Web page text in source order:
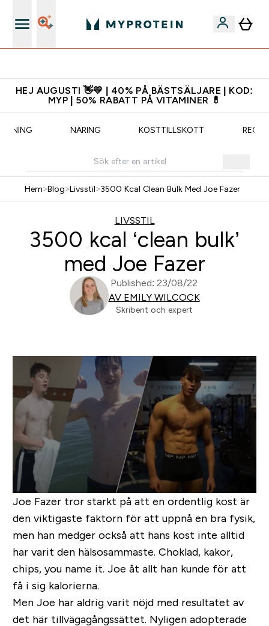
HEJ AUGUSTI 👋💛 | 40% PÅ BÄSTSÄLJARE | KOD:
MYP | 50% RABATT PÅ VITAMINER 💊
NÄRING KOSTTILLSKOTT
Hem>Blog>Livsstil>3500 Kcal Clean Bulk Med Joe Fazer
LIVSSTIL
3500 kcal ‘clean bulk’
med Joe Fazer
Published: 23/08/22
AV EMILY WILCOCK
Skribent och expert
Joe Fazer tror starkt på att en ordentlig kost är
den viktigaste faktorn för att uppnå en bra fysik,
men han medger också att hans kost inte alltid
har varit den hälsosammaste. Choklad, kakor,
chips, you name it. Joe åt allt han kunde för att
få i sig kalorierna.
Men Joe har aldrig varit nöjd med resultatet av
det här tillvägagångssättet. Nyligen adopterade